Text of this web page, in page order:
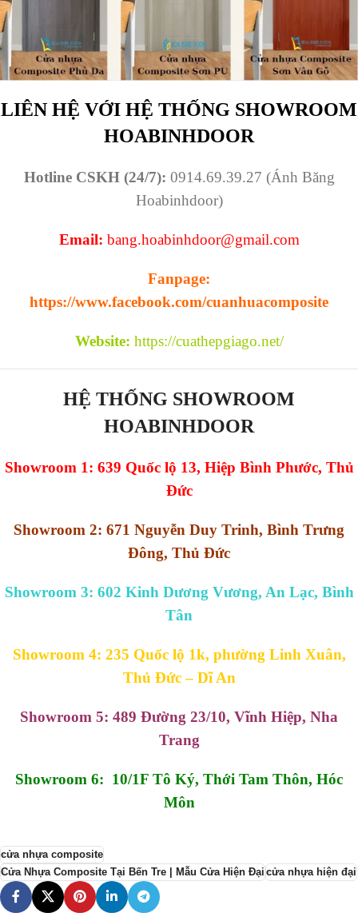
LIÊN HỆ VỚI HỆ THỐNG SHOWROOM
HOABINHDOOR
Hotline CSKH (24/7): 0914.69.39.27 (Ánh Băng
Hoabinhdoor)
Email: bang.hoabinhdoor@gmail.com
Fanpage:
https://www.facebook.com/cuanhuacomposite
Website: https://cuathepgiago.net/
HỆ THỐNG SHOWROOM
HOABINHDOOR
Showroom 1: 639 Quốc lộ 13, Hiệp Bình Phước, Thủ
Đức
Showroom 2: 671 Nguyễn Duy Trinh, Bình Trưng
Đông, Thủ Đức
Showroom 3: 602 Kinh Dương Vương, An Lạc, Bình
Tân
Showroom 4: 235 Quốc lộ 1k, phường Linh Xuân,
Thủ Đức – Dĩ An
Showroom 5: 489 Đường 23/10, Vĩnh Hiệp, Nha
Trang
Showroom 6: 10/1F Tô Ký, Thới Tam Thôn, Hóc
Môn
cửa nhựa composite
Cửa Nhựa Composite Tại Bến Tre | Mẫu Cửa Hiện Đại cửa nhựa hiện đại